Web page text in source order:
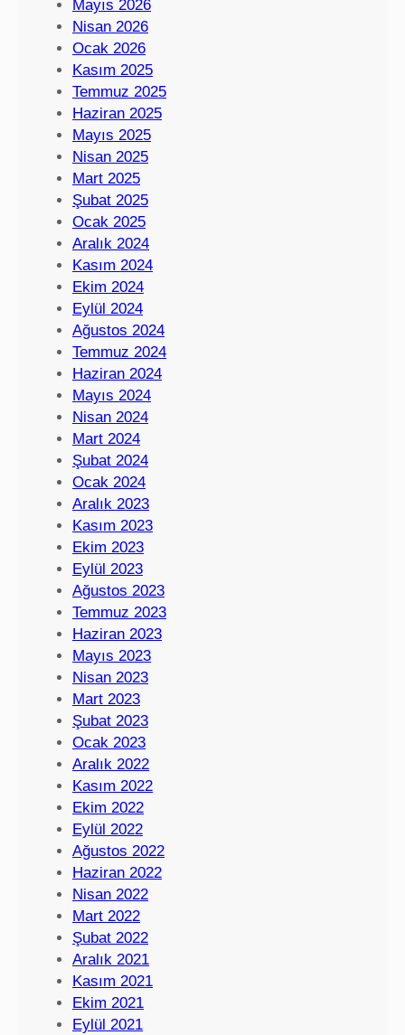
Mayıs 2026
Nisan 2026
Ocak 2026
Kasım 2025
Temmuz 2025
Haziran 2025
Mayıs 2025
Nisan 2025
Mart 2025
Şubat 2025
Ocak 2025
Aralık 2024
Kasım 2024
Ekim 2024
Eylül 2024
Ağustos 2024
Temmuz 2024
Haziran 2024
Mayıs 2024
Nisan 2024
Mart 2024
Şubat 2024
Ocak 2024
Aralık 2023
Kasım 2023
Ekim 2023
Eylül 2023
Ağustos 2023
Temmuz 2023
Haziran 2023
Mayıs 2023
Nisan 2023
Mart 2023
Şubat 2023
Ocak 2023
Aralık 2022
Kasım 2022
Ekim 2022
Eylül 2022
Ağustos 2022
Haziran 2022
Nisan 2022
Mart 2022
Şubat 2022
Aralık 2021
Kasım 2021
Ekim 2021
Eylül 2021